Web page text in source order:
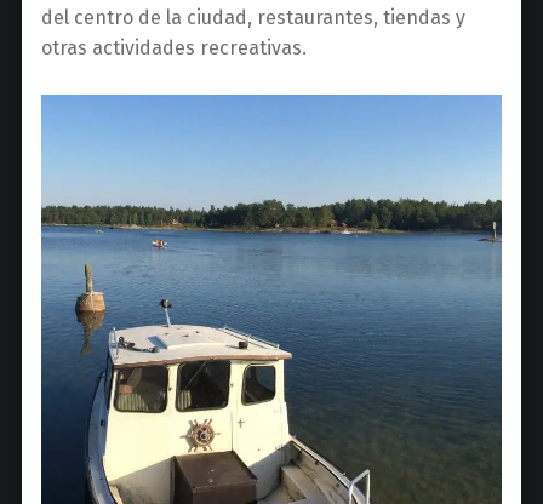
del centro de la ciudad, restaurantes, tiendas y
otras actividades recreativas.